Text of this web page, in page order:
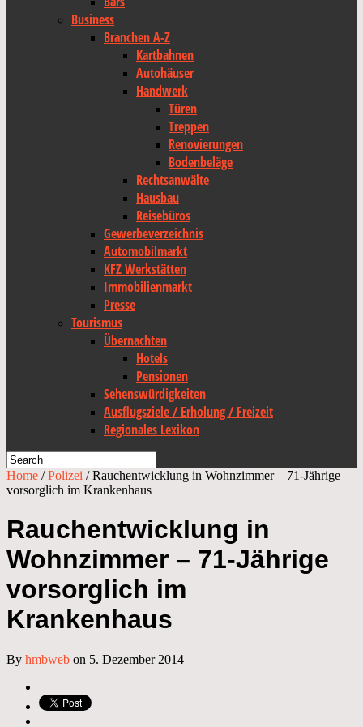
Business
Branchen A-Z
Kartbahnen
Autohäuser
Handwerk
Türen
Treppen
Renovierungen
Bodenbeläge
Rechtsanwälte
Hausbau
Reisebüros
Gewerbeverzeichnis
Automobilmarkt
KFZ Werkstätten
Immobilienmarkt
Presse
Tourismus
Übernachten
Hotels
Pensionen
Sehenswürdigkeiten
Ausflugsziele / Erholung / Freizeit
Regionales Lexikon
Home /Polizei /Rauchentwicklung in Wohnzimmer – 71-Jährige
vorsorglich im Krankenhaus
Rauchentwicklung in
Wohnzimmer – 71-Jährige
vorsorglich im
Krankenhaus
By hmbweb on 5. Dezember 2014